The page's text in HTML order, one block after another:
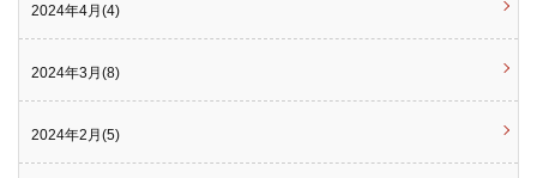
2024年4月(4)
2024年3月(8)
2024年2月(5)